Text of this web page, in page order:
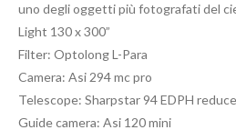
uno degli oggetti più fotografati del
Light 130 x 300”
Filter: Optolong L-Para
Camera: Asi 294 mc pro
Telescope: Sharpstar 94 EDPH
Guide camera: Asi 120 mini